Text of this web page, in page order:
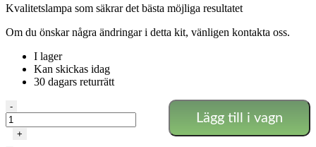
Kvalitetslampa som säkrar det bästa möjliga resultatet
Om du önskar några ändringar i detta kit, vänligen kontakta oss.
I lager
Kan skickas idag
30 dagars returrätt
Digital
Adjust-
A-
-
+
Lägg till i vagn